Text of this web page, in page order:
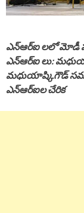
ఎన్ఆర్ఐ లలో మోడీ
ఎన్ఆర్ఐ లు:
మధుయాష్కిగౌడ్
ఎన్ఆర్ఐల చేరిక